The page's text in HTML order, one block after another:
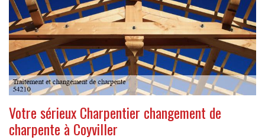
Votre sérieux Charpentier changement de
charpente à Coyviller